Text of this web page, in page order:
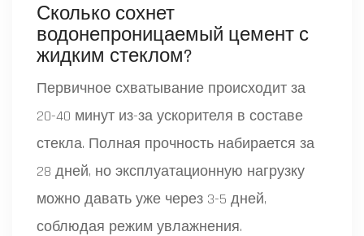
Сколько сохнет
водонепроницаемый цемент с
жидким стеклом?
Первичное схватывание происходит за
20-40 минут из-за ускорителя в составе
стекла. Полная прочность набирается за
28 дней, но эксплуатационную нагрузку
можно давать уже через 3-5 дней,
соблюдая режим увлажнения.